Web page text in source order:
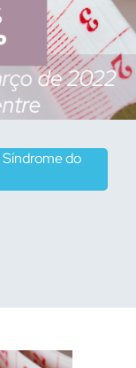
Síndrome do